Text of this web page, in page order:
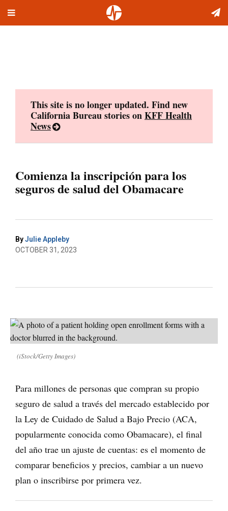
Toggle
This site is no longer updated. Find new
California Bureau stories onKFF Health
News
Comienza la inscripción para los
seguros de salud del Obamacare
ByJulie Appleby
OCTOBER 31, 2023
(iStock/Getty Images)
Para millones de personas que compran su propio
seguro de salud a través del mercado establecido por
la Ley de Cuidado de Salud a Bajo Precio (ACA,
popularmente conocida como Obamacare), el final
del año trae un ajuste de cuentas: es el momento de
comparar beneficios y precios, cambiar a un nuevo
plan o inscribirse por primera vez.